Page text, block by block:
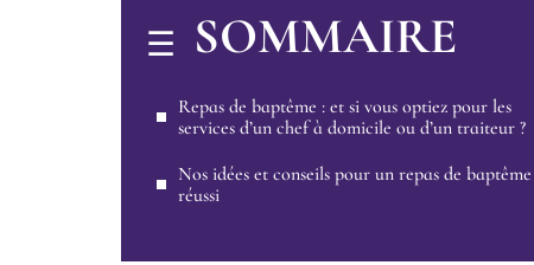
SOMMAIRE
Repas de baptême : et si vous optiez pour les
services d’un chef à domicile ou d’un traiteur ?
Nos idées et conseils pour un repas de baptême
réussi